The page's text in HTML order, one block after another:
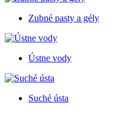
Zubné pasty a gély
Ústne vody
Suché ústa